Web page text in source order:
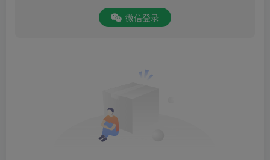
微信登录